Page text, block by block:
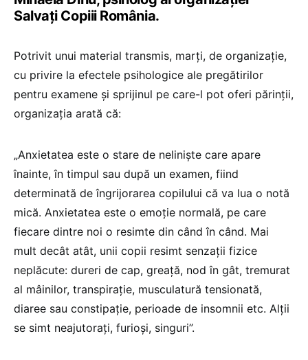
Salvați Copiii România.
Potrivit unui material transmis, marți, de organizație,
cu privire la efectele psihologice ale pregătirilor
pentru examene și sprijinul pe care-l pot oferi părinții,
organizația arată că:
„Anxietatea este o stare de neliniște care apare
înainte, în timpul sau după un examen, fiind
determinată de îngrijorarea copilului că va lua o notă
mică. Anxietatea este o emoție normală, pe care
fiecare dintre noi o resimte din când în când. Mai
mult decât atât, unii copii resimt senzații fizice
neplăcute: dureri de cap, greață, nod în gât, tremurat
al mâinilor, transpirație, musculatură tensionată,
diaree sau constipație, perioade de insomnii etc. Alții
se simt neajutorați, furioși, singuri”.